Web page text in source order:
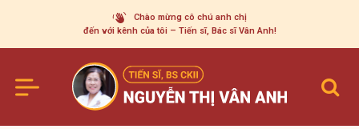
content
Chào mừng cô chú anh chị
đến với kênh của tôi – Tiến sĩ, Bác sĩ Vân Anh!